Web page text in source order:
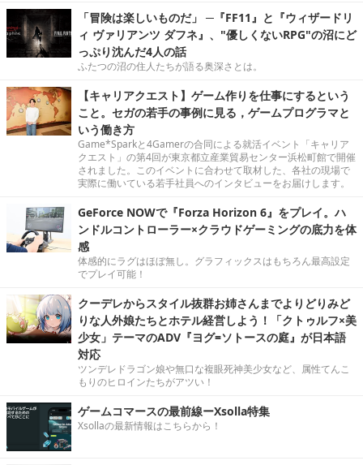
「冒険は楽しいものだ」 ─『FF11』と『ウィザードリ
ィ ヴァリアンツ ダフネ』、"優しくないRPG"の沼にど
っぷり沈んだ4人の話
ふたつの沼の住人たちが語る奥深さとは。
【キャリアクエスト】ゲーム作りを仕事にするという
こと。セガの若手の事例に見る，ゲームプログラマと
いう働き方
Game*Sparkと4Gamerの合同による就活イベント「キャリア
クエスト」の第4回が東京都立産業貿易センター浜松町館で開催
されました。このイベントに合わせて取材した、各社の現場で
実際に働いている若手社員へのインタビューをお届けします。
GeForce NOWで『Forza Horizon 6』をプレイ。ハ
ンドルコントローラー×クラウドゲーミングの底力を体
感
体感的にラグはほぼ無し。グラフィックスはもちろん最高設定
でプレイ可能！
クーデレからスタイル抜群お姉さんまでよりどりみど
りな人外娘たちとホテル経営しよう！「クトゥルフ×美
少女」テーマのADV『ヨグ=ソトースの庭』が日本語
対応
ツンデレドラゴン娘や無口な複眼死神美少女など、属性てんこ
もりのヒロインたちがアツい！
ゲームコマースの最前線ーXsolla特集
Xsollaの最新情報はこちらから！